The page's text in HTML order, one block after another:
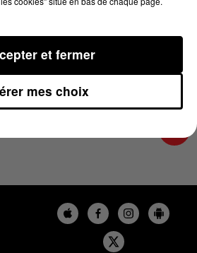
mes choix
et fermer